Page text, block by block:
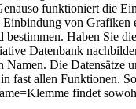
funktioniert die
von
Haben Sie
Datenbank
Die Datensätze
allen Funktionen.
findet